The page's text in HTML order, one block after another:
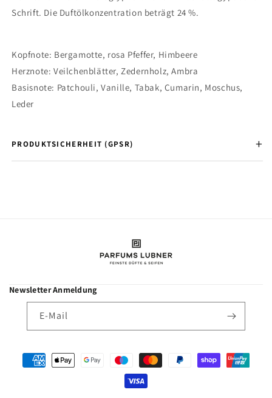
Schrift. Die Duftölkonzentration beträgt 24 %.
Kopfnote: Bergamotte, rosa Pfeffer, Himbeere
Herznote: Veilchenblätter, Zedernholz, Ambra
Basisnote: Patchouli, Vanille, Tabak, Cumarin, Moschus,
Leder
PRODUKTSICHERHEIT (GPSR)
Newsletter Anmeldung
E-Mail
Zahlungsmethoden